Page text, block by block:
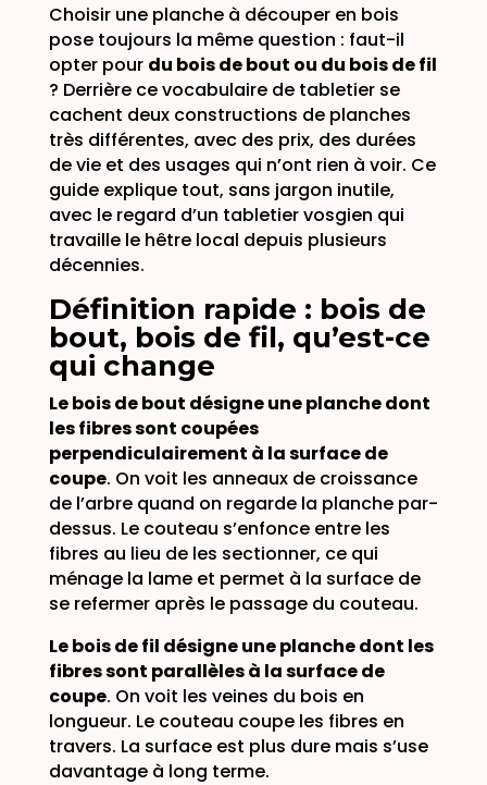
Choisir une planche à découper en bois
pose toujours la même question : faut-il
opter pour du bois de bout ou du bois de fil
? Derrière ce vocabulaire de tabletier se
cachent deux constructions de planches
très différentes, avec des prix, des durées
de vie et des usages qui n’ont rien à voir. Ce
guide explique tout, sans jargon inutile,
avec le regard d’un tabletier vosgien qui
travaille le hêtre local depuis plusieurs
décennies.
Définition rapide : bois de
bout, bois de fil, qu’est-ce
qui change
Le bois de bout désigne une planche dont
les fibres sont coupées
perpendiculairement à la surface de
coupe. On voit les anneaux de croissance
de l’arbre quand on regarde la planche par-
dessus. Le couteau s’enfonce entre les
fibres au lieu de les sectionner, ce qui
ménage la lame et permet à la surface de
se refermer après le passage du couteau.
Le bois de fil désigne une planche dont les
fibres sont parallèles à la surface de
coupe. On voit les veines du bois en
longueur. Le couteau coupe les fibres en
travers. La surface est plus dure mais s’use
davantage à long terme.